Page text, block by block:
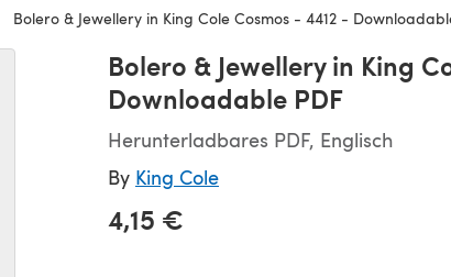
Bolero & Jewellery in King Cole Cosmos - 4412 -
Bolero & Jewellery in King
Downloadable PDF
Herunterladbares PDF, Englisch
By King Cole
4,15 €